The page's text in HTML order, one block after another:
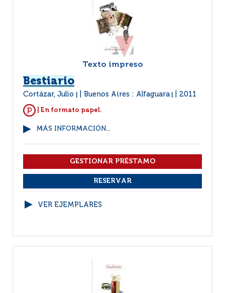
Texto impreso
Bestiario
Cortázar, Julio Buenos Aires : Alfaguara 2011
| En formato papel.
MÁS INFORMACIÓN...
VER EJEMPLARES